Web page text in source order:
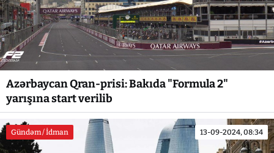
Azərbaycan Qran-prisi: Bakıda "Formula 2"
yarışına start verilib
Gündəm / İdman 13-09-2024, 08:34